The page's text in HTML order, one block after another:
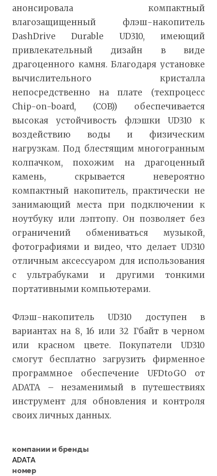
анонсировала компактный
влагозащищенный флэш-накопитель
DashDrive Durable UD310, имеющий
привлекательный дизайн в виде
драгоценного камня. Благодаря установке
вычислительного кристалла
непосредственно на плате (техпроцесс
Chip-on-board, (COB)) обеспечивается
высокая устойчивость флэшки UD310 к
воздействию воды и физическим
нагрузкам. Под блестящим многогранным
колпачком, похожим на драгоценный
камень, скрывается невероятно
компактный накопитель, практически не
занимающий места при подключении к
ноутбуку или лэптопу. Он позволяет без
ограничений обмениваться музыкой,
фотографиями и видео, что делает UD310
отличным аксессуаром для использования
с ультрабуками и другими тонкими
портативными компьютерами.
Флэш-накопитель UD310 доступен в
вариантах на 8, 16 или 32 Гбайт в черном
или красном цвете. Покупатели UD310
смогут бесплатно загрузить фирменное
программное обеспечение UFDtoGO от
ADATA – незаменимый в путешествиях
инструмент для обновления и контроля
своих личных данных.
компании и бренды
ADATA
номер